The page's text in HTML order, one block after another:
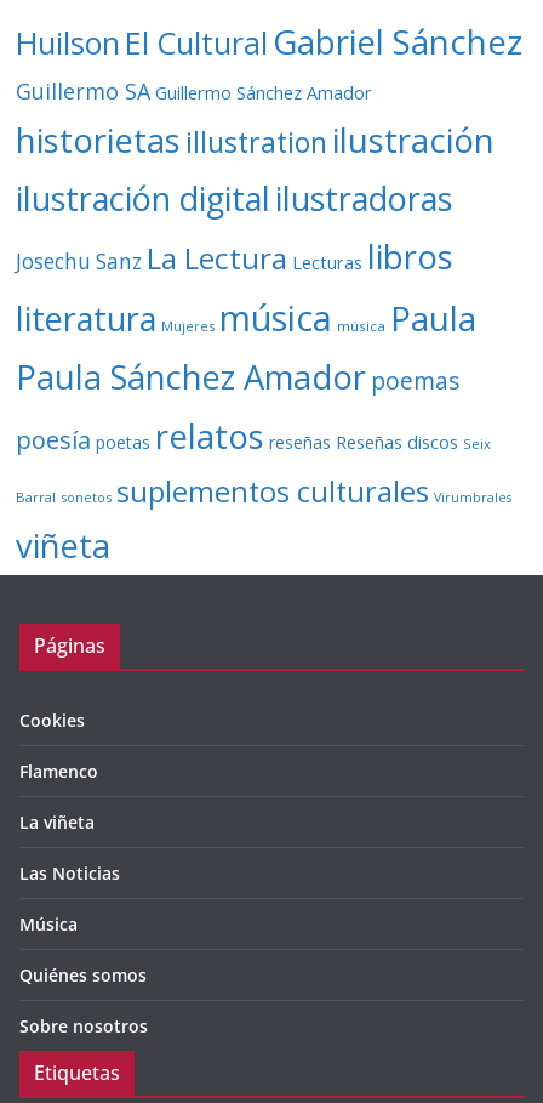
Huilson El Cultural Gabriel Sánchez
Guillermo SA Guillermo Sánchez Amador
historietas illustration ilustración
ilustración digital ilustradoras
Josechu Sanz La Lectura Lecturas libros
literatura Mujeres música música Paula
Paula Sánchez Amador poemas
poesía poetas relatos reseñas Reseñas discos Seix
Barral sonetos suplementos culturales Virumbrales
viñeta
Páginas
Cookies
Flamenco
La viñeta
Las Noticias
Música
Quiénes somos
Sobre nosotros
Etiquetas